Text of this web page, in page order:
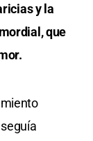
y la
que